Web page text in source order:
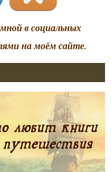
в социальных
на моём сайте.